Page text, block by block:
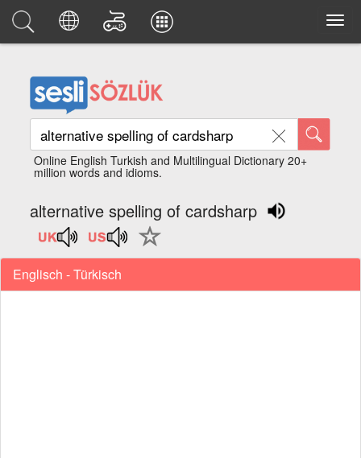
Online English Turkish and Multilingual Dictionary 20+
million words and idioms.
alternative spelling of cardsharp
Englisch - Türkisch